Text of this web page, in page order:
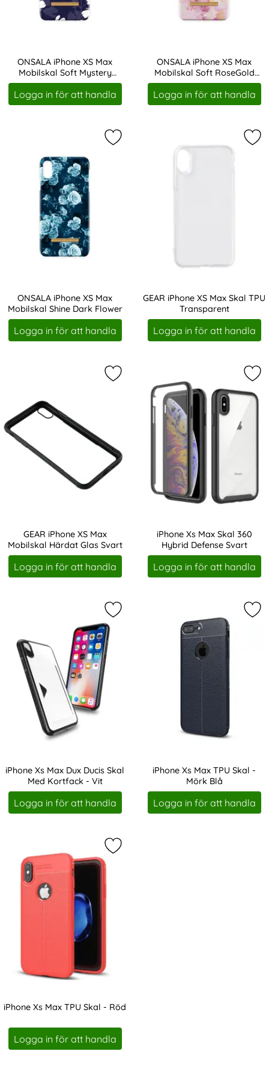
ONSALA iPhone XS Max
Mobilskal Soft Mystery
Magnolia
Art. nr 207645
Logga in för att handla
ONSALA iPhone XS Max
Mobilskal Soft RoseGold
Marble
Art. nr 207649
Logga in för att handla
ONSALA iPhone XS Max
Mobilskal Shine Dark Flower
Art. nr 207726
Logga in för att handla
Markera oNSALA iPhone XS Max
GEAR iPhone XS Max Skal TPU
Transparent
Art. nr 208338
Logga in för att handla
GEAR iPhone XS Max
Mobilskal Härdat Glas Svart
Art. nr 208363
Logga in för att handla
Markera gEAR iPhone XS Max
iPhone Xs Max Skal 360
Hybrid Defense Svart
Art. nr 220049
Logga in för att handla
iPhone Xs Max Dux Ducis Skal
Med Kortfack - Vit
Art. nr 222994
Logga in för att handla
Markera iPhone Xs Max Dux
iPhone Xs Max TPU Skal -
Mörk Blå
Art. nr 227898
Logga in för att handla
iPhone Xs Max TPU Skal - Röd
Art. nr 227899
Logga in för att handla
Markera iPhone Xs Max TPU Skal